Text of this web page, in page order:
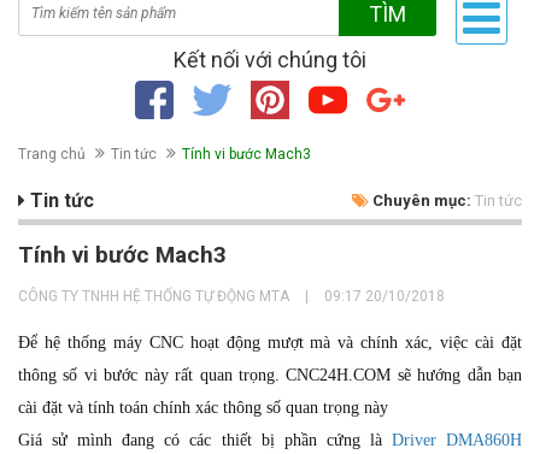
TÌM
Kết nối với chúng tôi
Trang chủ Tin tức Tính vi bước Mach3
Tin tức Chuyên mục: Tin tức
Tính vi bước Mach3
CÔNG TY TNHH HỆ THỐNG TỰ ĐỘNG MTA 09:17 20/10/2018
Để hệ thống máy CNC hoạt động mượt mà và chính xác, việc cài đặt
thông số vi bước này rất quan trọng. CNC24H.COM sẽ hướng dẫn bạn
cài đặt và tính toán chính xác thông số quan trọng này
Giá sử mình đang có các thiết bị phần cứng là Driver DMA860H